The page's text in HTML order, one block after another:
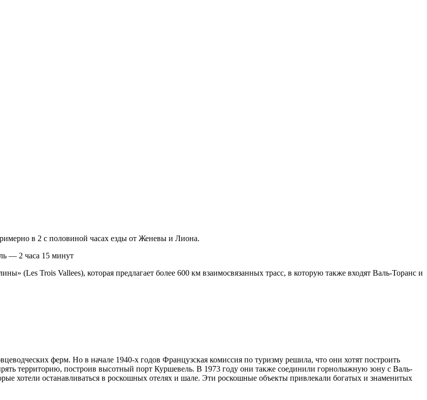
в 2 с половиной часах езды от Женевы и Лиона.
— 2 часа 15 минут
(Les Trois Vallees), которая предлагает более 600 км взаимосвязанных трасс, в которую также входят Валь-Торанс и
ферм. Но в начале 1940-х годов Французская комиссия по туризму решила, что они хотят построить
территорию, построив высотный порт Куршевель. В 1973 году они также соединили горнолыжную зону с Валь-
хотели останавливаться в роскошных отелях и шале. Эти роскошные объекты привлекали богатых и знаменитых